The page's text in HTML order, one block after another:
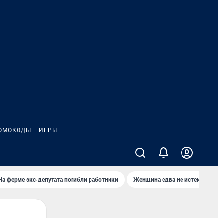
ИГРЫ
ферме экс-депутата погибли работники Женщина едва не истекла